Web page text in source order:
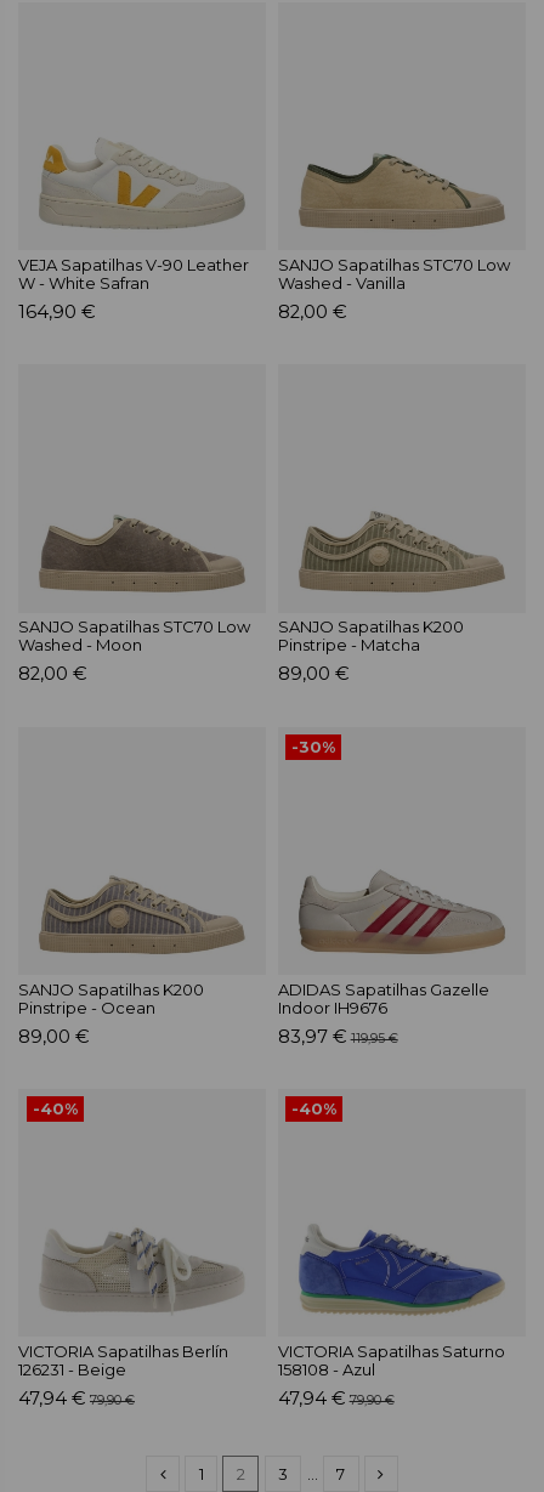
VEJA Sapatilhas V-90 Leather
W - White Safran
164,90 €
SANJO Sapatilhas STC70 Low
Washed - Vanilla
82,00 €
SANJO Sapatilhas STC70 Low
Washed - Moon
82,00 €
SANJO Sapatilhas K200
Pinstripe - Matcha
89,00 €
SANJO Sapatilhas K200
Pinstripe - Ocean
89,00 €
-30%
ADIDAS Sapatilhas Gazelle
Indoor IH9676
83,97 € 119,95 €
-40%
VICTORIA Sapatilhas Berlín
126231 - Beige
47,94 € 79,90 €
-40%
VICTORIA Sapatilhas Saturno
158108 - Azul
47,94 € 79,90 €
1 2 3 7